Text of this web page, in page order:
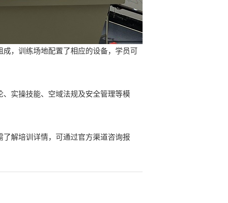
，训练场地配置了相应的设备，学员可
实操技能、空域法规及安全管理等模
解培训详情，可通过官方渠道咨询报